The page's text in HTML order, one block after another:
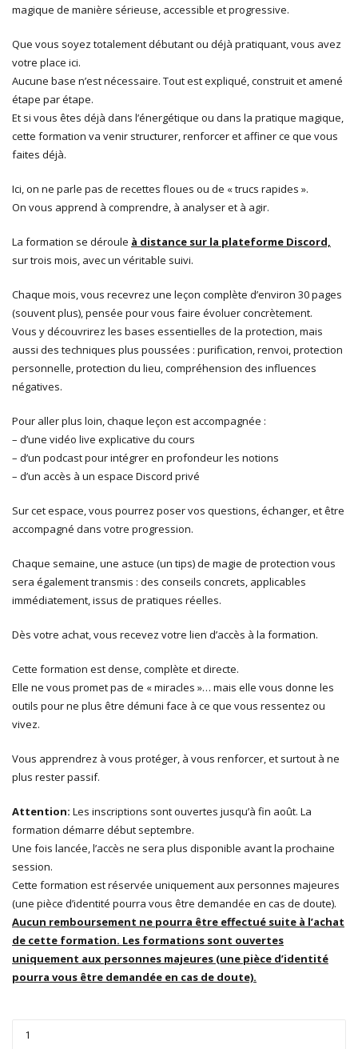
magique de manière sérieuse, accessible et progressive.
Que vous soyez totalement débutant ou déjà pratiquant, vous avez
votre place ici.
Aucune base n’est nécessaire. Tout est expliqué, construit et amené
étape par étape.
Et si vous êtes déjà dans l’énergétique ou dans la pratique magique,
cette formation va venir structurer, renforcer et affiner ce que vous
faites déjà.
Ici, on ne parle pas de recettes floues ou de « trucs rapides ».
On vous apprend à comprendre, à analyser et à agir.
La formation se déroule à distance sur la plateforme Discord,
sur trois mois, avec un véritable suivi.
Chaque mois, vous recevrez une leçon complète d’environ 30 pages
(souvent plus), pensée pour vous faire évoluer concrètement.
Vous y découvrirez les bases essentielles de la protection, mais
aussi des techniques plus poussées : purification, renvoi, protection
personnelle, protection du lieu, compréhension des influences
négatives.
Pour aller plus loin, chaque leçon est accompagnée :
– d’une vidéo live explicative du cours
– d’un podcast pour intégrer en profondeur les notions
– d’un accès à un espace Discord privé
Sur cet espace, vous pourrez poser vos questions, échanger, et être
accompagné dans votre progression.
Chaque semaine, une astuce (un tips) de magie de protection vous
sera également transmis : des conseils concrets, applicables
immédiatement, issus de pratiques réelles.
Dès votre achat, vous recevez votre lien d’accès à la formation.
Cette formation est dense, complète et directe.
Elle ne vous promet pas de « miracles »… mais elle vous donne les
outils pour ne plus être démuni face à ce que vous ressentez ou
vivez.
Vous apprendrez à vous protéger, à vous renforcer, et surtout à ne
plus rester passif.
Attention: Les inscriptions sont ouvertes jusqu’à fin août. La
formation démarre début septembre.
Une fois lancée, l’accès ne sera plus disponible avant la prochaine
session.
Cette formation est réservée uniquement aux personnes majeures
(une pièce d’identité pourra vous être demandée en cas de doute).
Aucun remboursement ne pourra être effectué suite à l’achat
de cette formation. Les formations sont ouvertes
uniquement aux personnes majeures (une pièce d’identité
pourra vous être demandée en cas de doute).